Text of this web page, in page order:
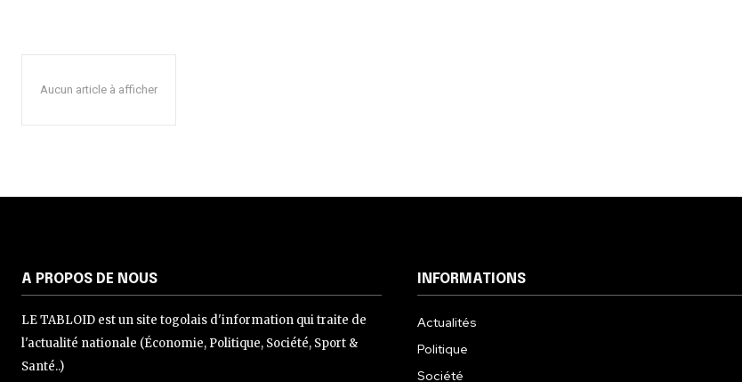
Aucun article à afficher
A PROPOS DE NOUS
LE TABLOID est un site togolais d'information qui traite de
l'actualité nationale (Économie, Politique, Société, Sport &
Santé..)
INFORMATIONS
Actualités
Politique
Société